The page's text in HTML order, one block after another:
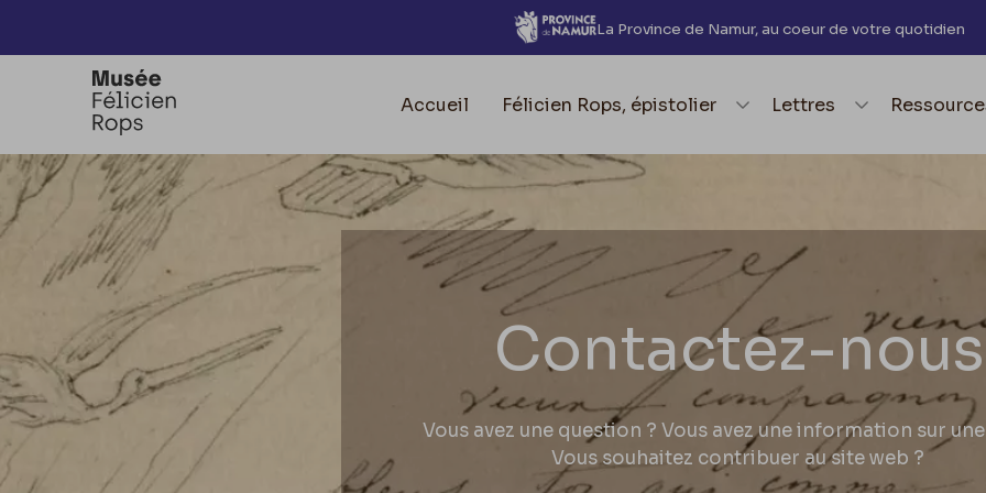
La Province de Namur, au coeur de votre quotidien
Accueil element.menu.open_menu
Félicien Rops, épistolier Lettres
Contactez-nous
Vous avez une question ? Vous avez une information sur
Vous souhaitez contribuer au site web ?